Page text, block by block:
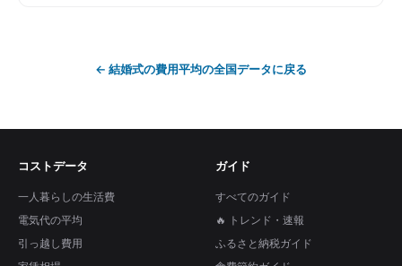
← 結婚式の費用平均の全国データに戻る
コストデータ
一人暮らしの生活費
電気代の平均
引っ越し費用
ガイド
すべてのガイド
🔥 トレンド・速報
ふるさと納税ガイド